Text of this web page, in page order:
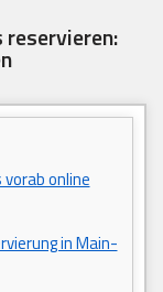
online
in Main-